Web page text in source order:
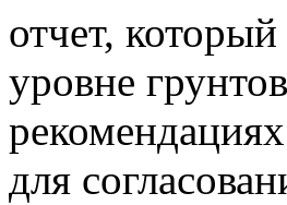
отчет,
уровне
для